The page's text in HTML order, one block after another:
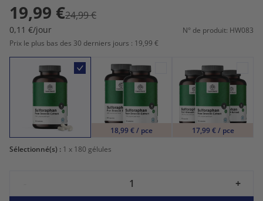
19,99 €24,99 €
0,11 €/jour
N° de produit: HW083
Prix le plus bas des 30 derniers jours : 19,99 €
18,99 € / pce
17,99 € / pce
Sélectionné(s) : 1 x 180 gélules
+